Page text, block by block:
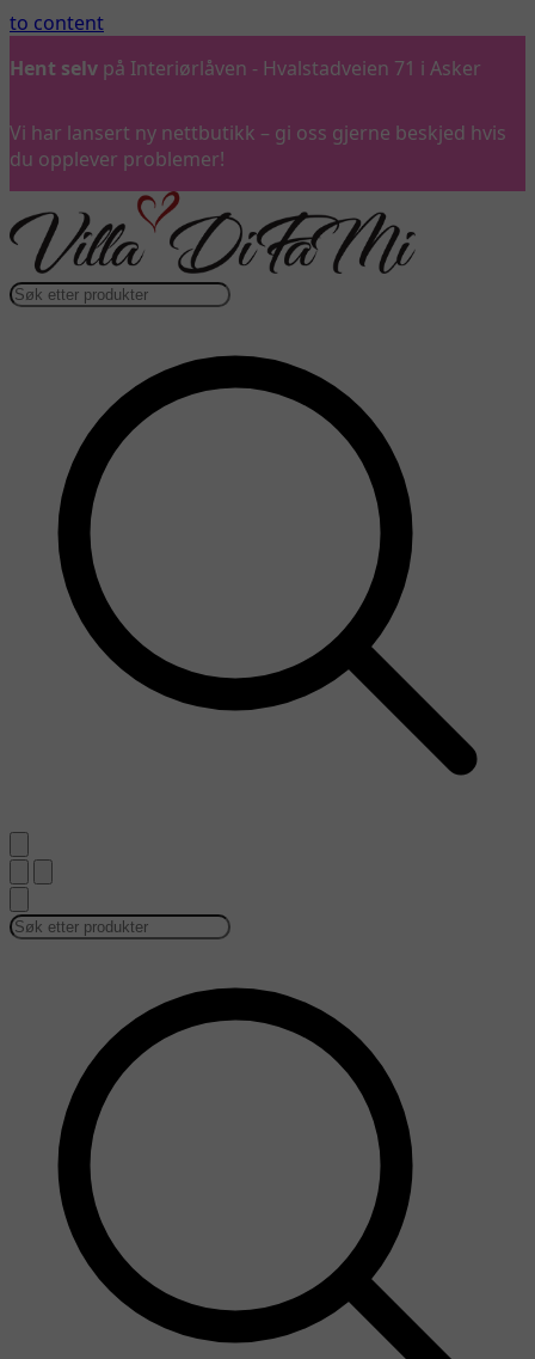
to content
Hent selv på Interiørlåven - Hvalstadveien 71 i Asker
Vi har lansert ny nettbutikk – gi oss gjerne beskjed hvis
du opplever problemer!